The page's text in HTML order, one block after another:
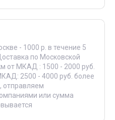
- 1000 р. в течение 5
по Московской
от МКАД : 1500 - 2000 руб.
2500 - 4000 руб. более
или сумма